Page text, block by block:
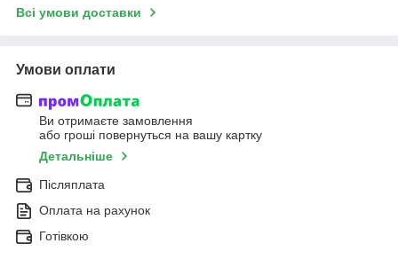
Всі умови доставки
Умови оплати
Ви отримаєте замовлення
або гроші повернуться на вашу картку
Детальніше
Післяплата
Оплата на рахунок
Готівкою